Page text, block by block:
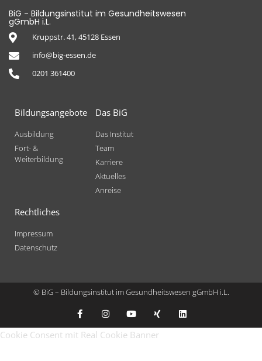
BiG - Bildungsinstitut im Gesundheitswesen
gGmbH i.L.
Kruppstr. 41, 45128 Essen
info@big-essen.de
0201 361400
Bildungsangebote
Ausbildung
Fort- &
Weiterbildung
Das BiG
Das Institut
Team
Karriere
Aktuelles
Anreise
Rechtliches
Impressum
Datenschutz
© BiG – Bildungsinstitut im Gesundheitswesen gGmbH i.L.
Cookie Consent mit Real Cookie Banner